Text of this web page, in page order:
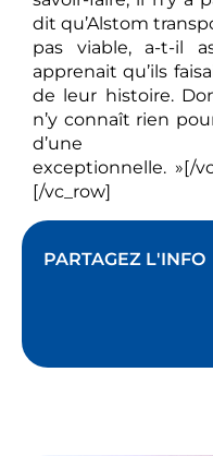
dit qu’Alstom
pas viable, a-t-il
apprenait qu’ils
de leur histoire.
n’y connaît rien
exceptionnelle. »[/
[/vc_row]
PARTAGEZ L'INFO